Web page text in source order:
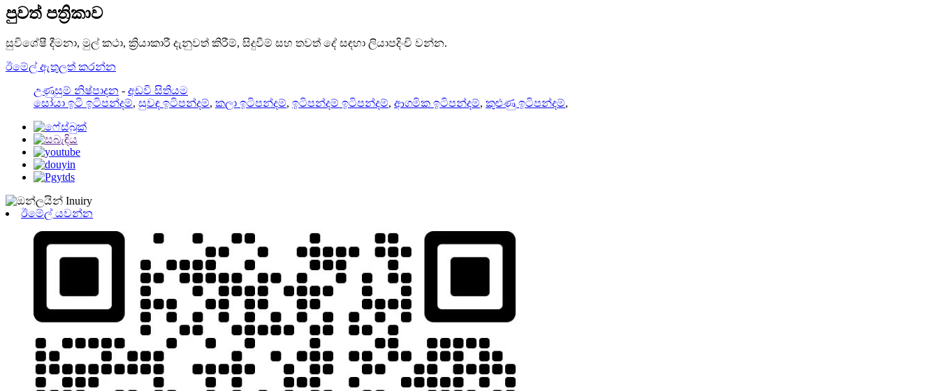
පුවත් පත්‍රිකාව
සුවිශේෂී දීමනා, මුල් කථා, ක්‍රියාකාරී දැනුවත් කිරීම්, සිදුවීම් සහ තවත් දේ සඳහා ලියාපදිංචි වන්න.
ඊමේල් ඇතුලත් කරන්න
උණුසුම් නිෂ්පාදන - අඩවි සිතියම
සෝයා ඉටි ඉටිපන්දම්, සුවඳ ඉටිපන්දම්, කලා ඉටිපන්දම්, ඉටිපන්දම් ඉටිපන්දම්, ආගමික ඉටිපන්දම්, කුළුණු ඉටිපන්දම්,
ඊමේල් යවන්න